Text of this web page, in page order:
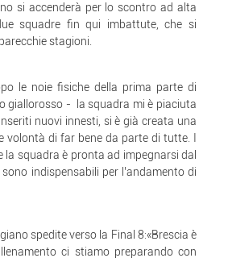
si accenderà per lo scontro ad alta
squadre fin qui imbattute, che si
stagioni.
le noie fisiche della prima parte di
giallorosso - la squadra mi è piaciuta
nuovi innesti, si è già creata una
di far bene da parte di tutte. I
squadra è pronta ad impegnarsi dal
indispensabili per l’andamento di
spedite verso la Final 8:«Brescia è
ci stiamo preparando con